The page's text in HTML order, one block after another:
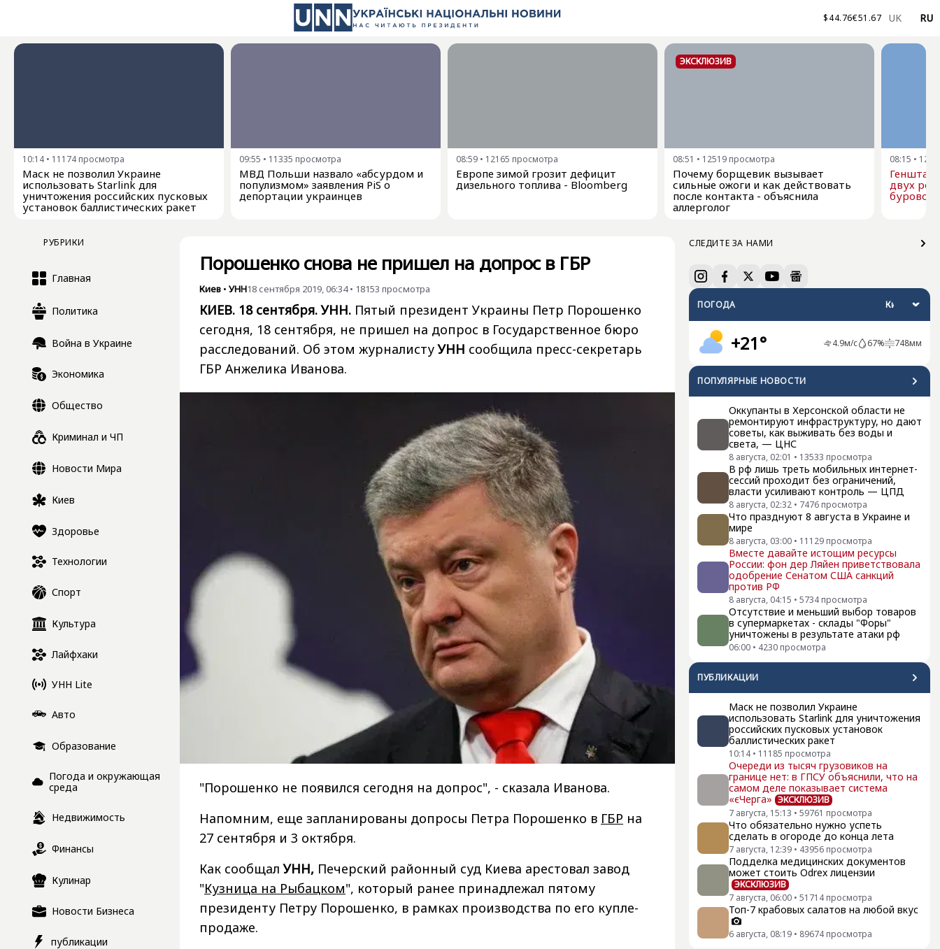
$44.76€51.67 UK RU
10:14 • 11174 просмотра
Маск не позволил Украине
использовать Starlink для
уничтожения российских пусковых
установок баллистических ракет
09:55 • 11335 просмотра
МВД Польши назвало «абсурдом и
популизмом» заявления PiS о
депортации украинцев
08:59 • 12165 просмотра
Европе зимой грозит дефицит
дизельного топлива - Bloomberg
ЭКСКЛЮЗИВ
08:51 • 12519 просмотра
Почему борщевик вызывает
сильные ожоги и как действовать
после контакта - объяснила
аллерголог
08:15 •
Генштаб
двух
буровой
РУБРИКИ
Главная
Политика
Война в Украине
Экономика
Общество
Криминал и ЧП
Новости Мира
Киев
Здоровье
Технологии
Спорт
Культура
Лайфхаки
УНН Lite
Авто
Образование
Погода и окружающая
среда
Недвижимость
Финансы
Кулинар
Новости Бизнеса
публикации
СЛЕДИТЕ ЗА НАМИ
ПОГОДА
+21° 4.9м/с 67% 748мм
ПОПУЛЯРНЫЕ НОВОСТИ
Оккупанты в Херсонской области не
ремонтируют инфраструктуру, но дают
советы, как выживать без воды и
света, — ЦНС
8 августа, 02:01 • 13533 просмотра
В рф лишь треть мобильных интернет-
сессий проходит без ограничений,
власти усиливают контроль — ЦПД
8 августа, 02:32 • 7476 просмотра
Что празднуют 8 августа в Украине и
мире
8 августа, 03:00 • 11129 просмотра
Вместе давайте истощим ресурсы
России: фон дер Ляйен приветствовала
одобрение Сенатом США санкций
против РФ
8 августа, 04:15 • 5734 просмотра
Отсутствие и меньший выбор товаров
в супермаркетах - склады "Форы"
уничтожены в результате атаки рф
06:00 • 4230 просмотра
ПУБЛИКАЦИИ
Маск не позволил Украине
использовать Starlink для уничтожения
российских пусковых установок
баллистических ракет
10:14 • 11185 просмотра
Очереди из тысяч грузовиков на
границе нет: в ГПСУ объяснили, что на
самом деле показывает система
«єЧерга» ЭКСКЛЮЗИВ
7 августа, 15:13 • 59761 просмотра
Что обязательно нужно успеть
сделать в огороде до конца лета
7 августа, 12:39 • 43956 просмотра
Подделка медицинских документов
может стоить Odrex лицензии
ЭКСКЛЮЗИВ
7 августа, 06:00 • 51714 просмотра
Топ-7 крабовых салатов на любой вкус
6 августа, 08:19 • 89674 просмотра
Порошенко снова не пришел на допрос в ГБР
Киев • УНН18 сентября 2019, 06:34• 18153 просмотра
КИЕВ. 18 сентября. УНН. Пятый президент Украины Петр Порошенко
сегодня, 18 сентября, не пришел на допрос в Государственное бюро
расследований. Об этом журналистуУНН сообщила пресс-секретарь
ГБР Анжелика Иванова.
"Порошенко не появился сегодня на допрос", - сказала Иванова.
Напомним, еще запланированы допросы Петра Порошенко в ГБР на
27 сентября и 3 октября.
Как сообщалУНН, Печерский районный суд Киева арестовал завод
"Кузница на Рыбацком", который ранее принадлежал пятому
президенту Петру Порошенко, в рамках производства по его купле-
продаже.